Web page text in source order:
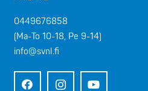
0449676858
(Ma-To 10-18, Pe 9-14)
info@svnl.fi